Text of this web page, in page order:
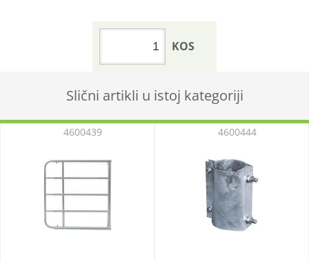
KOS
Slični artikli u istoj kategoriji
4600439 4600444